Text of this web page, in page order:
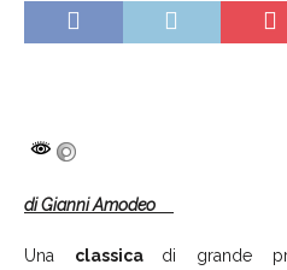
di Gianni Amodeo
Una classica di grande